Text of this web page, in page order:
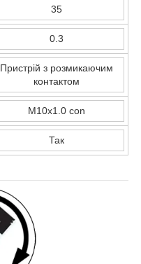
35
0.3
Пристрій з розмикаючим
контактом
M10x1.0 con
Так